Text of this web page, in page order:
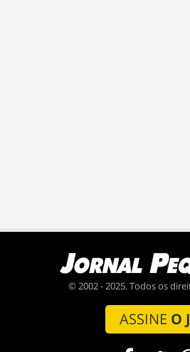
© 2002 - 2025. Todos os
ASSINE O